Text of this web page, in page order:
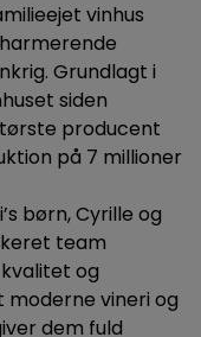
vinhus
Grundlagt i
siden
producent
på 7 millioner
børn, Cyrille og
team
og
moderne vineri og
dem fuld